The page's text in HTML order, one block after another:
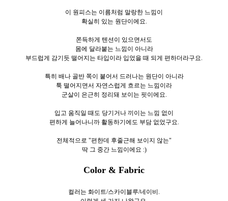
이 원피스는 이름처럼 말랑한 느낌이
확실히 있는 원단이에요.
쫀득하게 텐션이 있으면서도
몸에 달라붙는 느낌이 아니라
부드럽게 감기듯 떨어지는 타입이라 입었을 때 되게 편하더라구요.
특히 배나 골반 쪽이 붙어서 드러나는 원단이 아니라
툭 떨어지면서 자연스럽게 흐르는 느낌이라
군살이 은근히 정리돼 보이는 핏이에요.
입고 움직일 때도 당기거나 끼이는 느낌 없이
편하게 늘어나니까 활동하기에도 부담 없었구요.
전체적으로 "편한데 후줄근해 보이지 않는"
딱 그 중간 느낌이에요 :)
Color & Fabric
컬러는 화이트/스카이블루/네이비.